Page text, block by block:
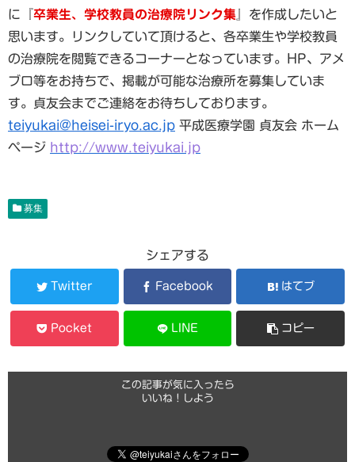
に『卒業生、学校教員の治療院リンク集 』を作成したいと
思います。リンクしていて頂けると、各卒業生や学校教員
の治療院を閲覧できるコーナーとなっています。HP、アメ
ブロ等をお持ちで、掲載が可能な治療所を募集していま
す。貞友会までご連絡をお待ちしております。
teiyukai@heisei-iryo.ac.jp 平成医療学園 貞友会 ホーム
ページ http://www.teiyukai.jp
募集
シェアする
Twitter Facebook はてブ
Pocket LINE コピー
この記事が気に入ったら
いいね！しよう